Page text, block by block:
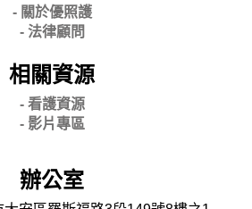
- 關於優照護
- 法律顧問
相關資源
- 看護資源
- 影片專區
辦公室